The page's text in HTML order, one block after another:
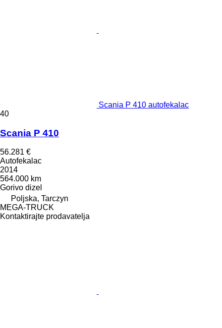
Scania P 410 autofekalac
40
Scania P 410
56.281 €
Autofekalac
2014
564.000 km
Gorivo dizel
Poljska, Tarczyn
MEGA-TRUCK
Kontaktirajte prodavatelja